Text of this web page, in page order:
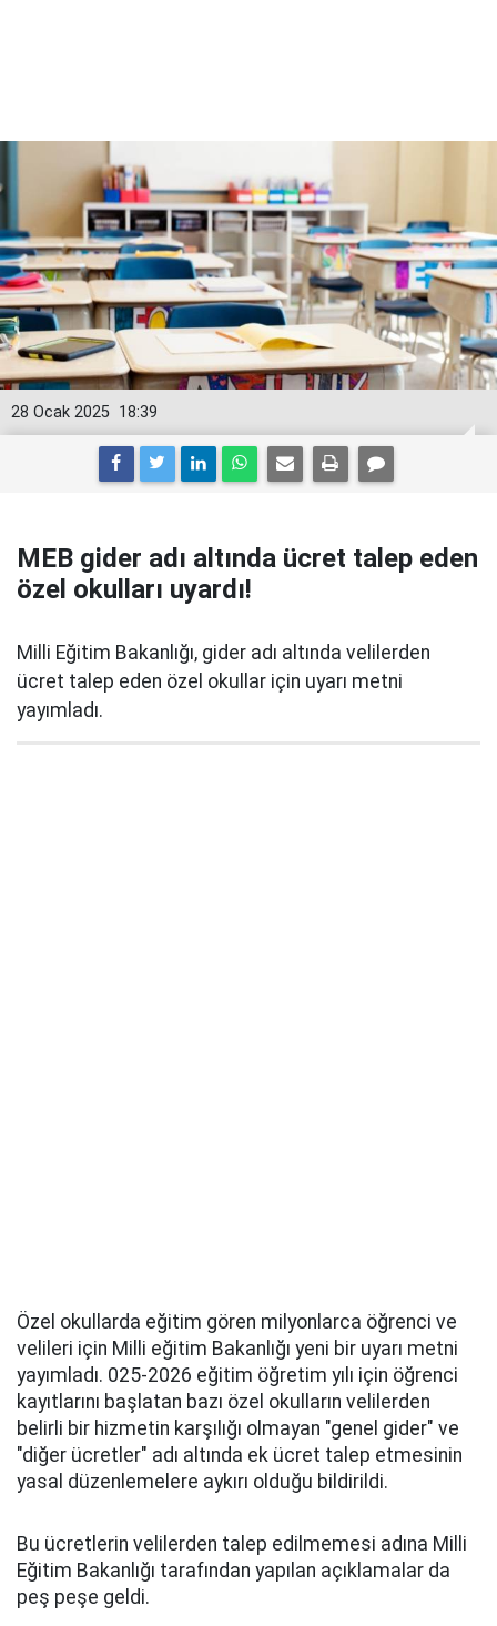
18:39
28 Ocak 2025
MEB gider adı altında ücret talep eden
özel okulları uyardı!
Milli Eğitim Bakanlığı, gider adı altında velilerden
ücret talep eden özel okullar için uyarı metni
yayımladı.
Özel okullarda eğitim gören milyonlarca öğrenci ve
velileri için Milli eğitim Bakanlığı yeni bir uyarı metni
yayımladı. 025-2026 eğitim öğretim yılı için öğrenci
kayıtlarını başlatan bazı özel okulların velilerden
belirli bir hizmetin karşılığı olmayan "genel gider" ve
"diğer ücretler" adı altında ek ücret talep etmesinin
yasal düzenlemelere aykırı olduğu bildirildi.
Bu ücretlerin velilerden talep edilmemesi adına Milli
Eğitim Bakanlığı tarafından yapılan açıklamalar da
peş peşe geldi.